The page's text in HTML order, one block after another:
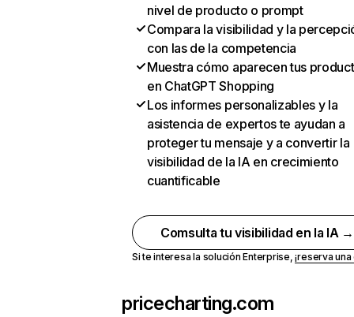
nivel de producto o prompt
Compara la visibilidad y la
con las de la competencia
Muestra cómo aparecen tus
en ChatGPT Shopping
Los informes personalizables y la
asistencia de expertos te ayudan a
proteger tu mensaje y a convertir la
visibilidad de la IA en crecimiento
cuantificable
Comsulta tu visibilidad en la IA →
Si te interesa la solución Enterprise,¡reserva
pricecharting.com